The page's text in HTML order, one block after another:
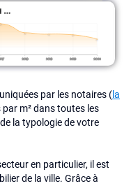
par les notaires (la
m² dans toutes les
la typologie de votre
en particulier, il est
de la ville. Grâce à